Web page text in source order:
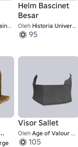
Helm Bascinet
Besar
Oleh Historia Universalis
95
Visor Sallet
Oleh Age of Valour UGC
105